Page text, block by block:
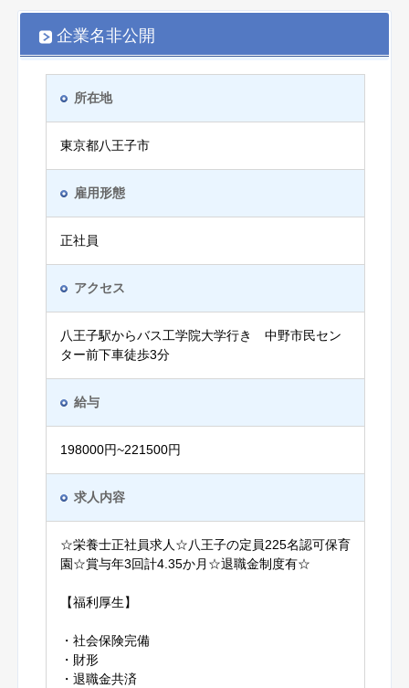
企業名非公開
所在地
東京都八王子市
雇用形態
正社員
アクセス
八王子駅からバス工学院大学行き 中野市民セン
ター前下車徒歩3分
給与
198000円~221500円
求人内容
☆栄養士正社員求人☆八王子の定員225名認可保育
園☆賞与年3回計4.35か月☆退職金制度有☆
【福利厚生】
・社会保険完備
・財形
・退職金共済